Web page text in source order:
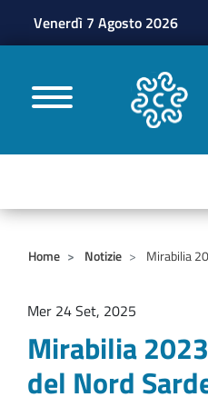
Venerdì 7 Agosto 2026
Home Notizie Mirabilia
Mer 24 Set, 2025
Mirabilia
del Nord